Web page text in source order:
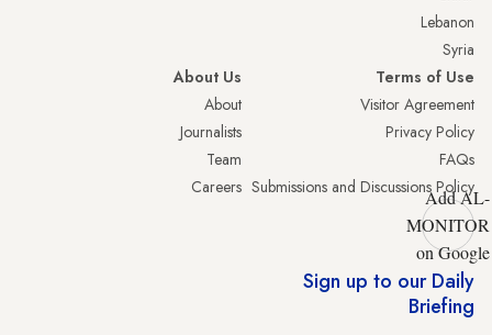
Lebanon
Syria
Terms of Use
Visitor Agreement
Privacy Policy
FAQs
Submissions and Discussions Policy
About Us
About
Journalists
Team
Careers
Add AL-
MONITOR
on Google
Sign up to our Daily
Briefing